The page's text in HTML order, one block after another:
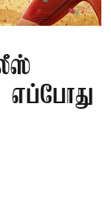
எப்போது